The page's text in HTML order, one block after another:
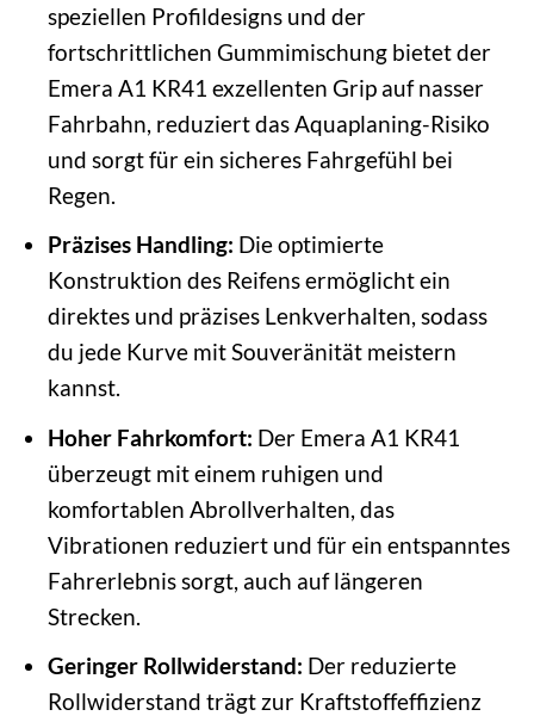
speziellen Profildesigns und der
fortschrittlichen Gummimischung bietet der
Emera A1 KR41 exzellenten Grip auf nasser
Fahrbahn, reduziert das Aquaplaning-Risiko
und sorgt für ein sicheres Fahrgefühl bei
Regen.
Präzises Handling: Die optimierte
Konstruktion des Reifens ermöglicht ein
direktes und präzises Lenkverhalten, sodass
du jede Kurve mit Souveränität meistern
kannst.
Hoher Fahrkomfort: Der Emera A1 KR41
überzeugt mit einem ruhigen und
komfortablen Abrollverhalten, das
Vibrationen reduziert und für ein entspanntes
Fahrerlebnis sorgt, auch auf längeren
Strecken.
Geringer Rollwiderstand: Der reduzierte
Rollwiderstand trägt zur Kraftstoffeffizienz